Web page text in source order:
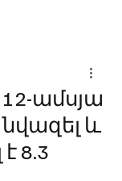
ամսյա
և
8.3